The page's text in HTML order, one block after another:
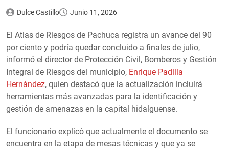
Dulce Castillo Junio 11, 2026
El Atlas de Riesgos de Pachuca registra un avance del 90
por ciento y podría quedar concluido a finales de julio,
informó el director de Protección Civil, Bomberos y Gestión
Integral de Riesgos del municipio, Enrique Padilla
Hernández, quien destacó que la actualización incluirá
herramientas más avanzadas para la identificación y
gestión de amenazas en la capital hidalguense.
El funcionario explicó que actualmente el documento se
encuentra en la etapa de mesas técnicas y que ya se